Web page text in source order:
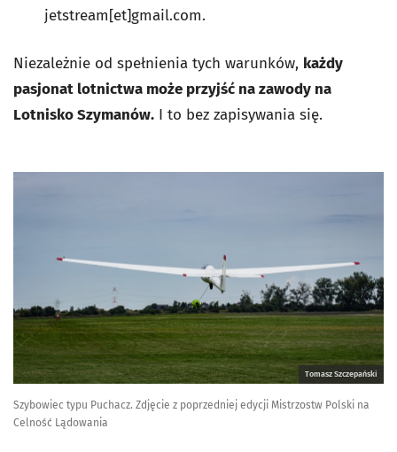
jetstream[et]gmail.com.
Niezależnie od spełnienia tych warunków, każdy
pasjonat lotnictwa może przyjść na zawody na
Lotnisko Szymanów. I to bez zapisywania się.
Tomasz Szczepański
Szybowiec typu Puchacz. Zdjęcie z poprzedniej edycji Mistrzostw Polski na
Celność Lądowania